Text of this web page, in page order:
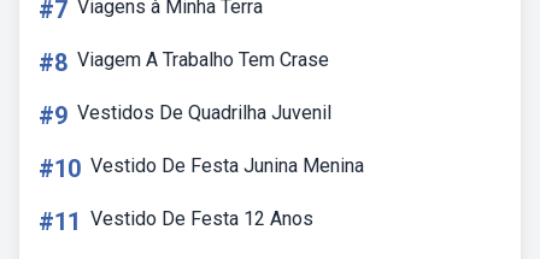
#7 Viagens à Minha Terra
#8 Viagem A Trabalho Tem Crase
#9 Vestidos De Quadrilha Juvenil
#10 Vestido De Festa Junina Menina
#11 Vestido De Festa 12 Anos